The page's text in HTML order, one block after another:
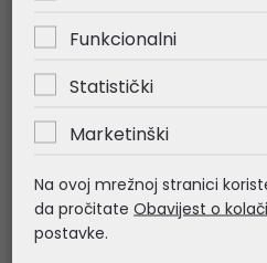
- Side 2 Connector Gender:
Povezani
Funkcionalni
Statistički
Marketinški
Na ovoj mrežnoj stranici
da pročitateObavijest o
postavke.